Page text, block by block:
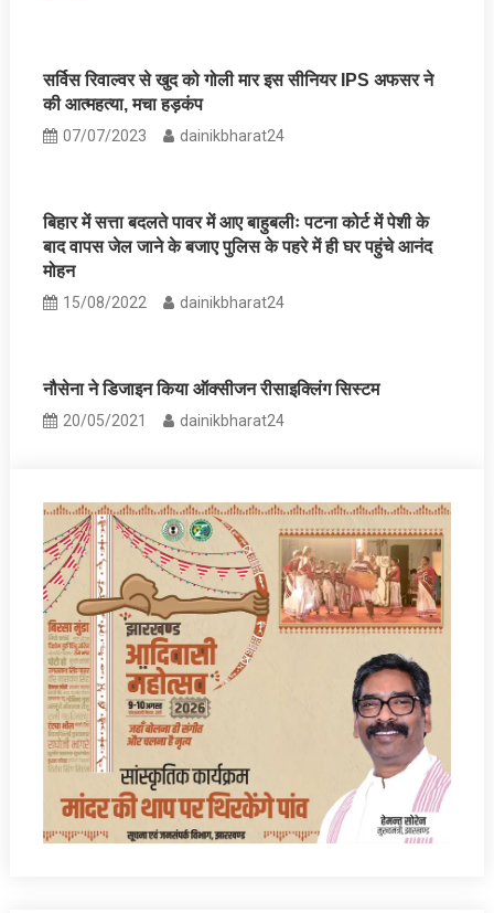
सर्विस रिवाल्वर से खुद को गोली मार इस सीनियर IPS अफसर ने
की आत्महत्या, मचा हड़कंप
07/07/2023 dainikbharat24
बिहार में सत्ता बदलते पावर में आए बाहुबलीः पटना कोर्ट में पेशी के
बाद वापस जेल जाने के बजाए पुलिस के पहरे में ही घर पहुंचे आनंद
मोहन
15/08/2022 dainikbharat24
नौसेना ​ने डिजाइन किया ऑक्सीजन रीसाइक्लिंग सिस्टम
20/05/2021 dainikbharat24